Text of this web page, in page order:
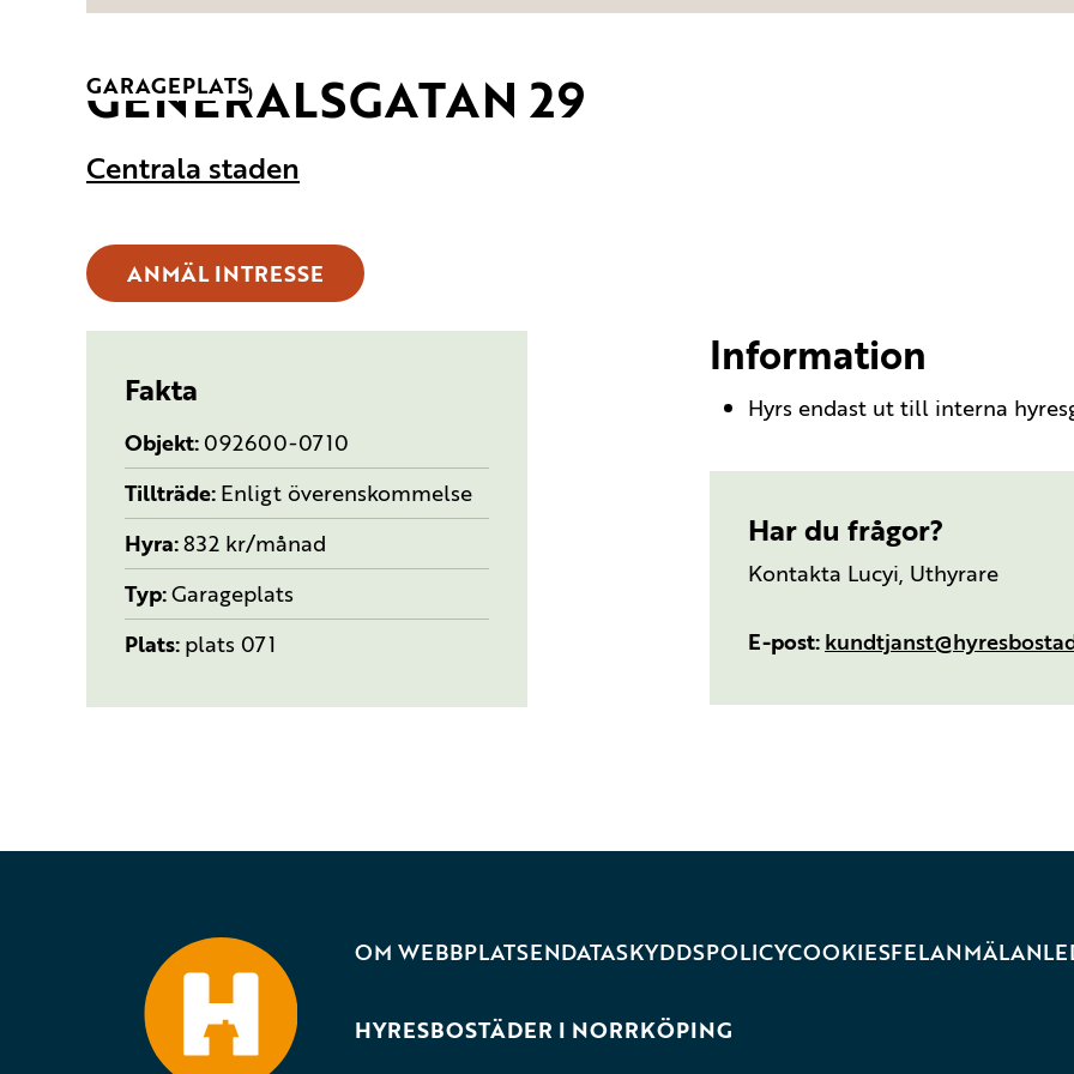
TYP:
GARAGEPLATS
GENERALSGATAN 29
Centrala staden
ANMÄL INTRESSE
Fakta
Objekt 092600-0710
Tillträde Enligt överenskommelse
Hyra 832 kr/månad
Typ Garageplats
Plats plats 071
Information
Hyrs endast ut till interna
Har du frågor?
Kontakta Lucyi, Uthyrare
E-post
OM WEBBPLATSENDATASKYDDSPOLICYCOOKIESFELANMÄLAN
HYRESBOSTÄDER I NORRKÖPING